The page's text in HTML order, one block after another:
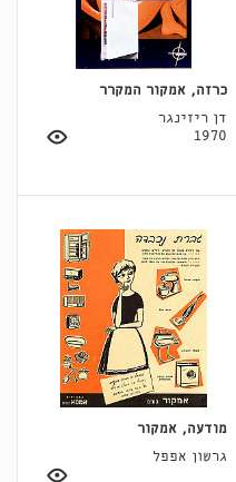
כרזה, אמקור המקרר
דן ריזינגר
1970
מודעה, אמקור
גרשון אפפל